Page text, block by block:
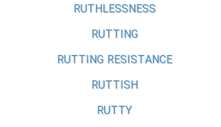
RUTHLESSNESS
RUTTING
RUTTING RESISTANCE
RUTTISH
RUTTY